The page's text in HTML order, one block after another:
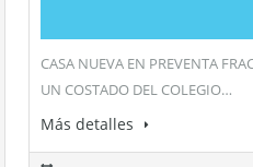
CASA NUEVA EN PREVENTA
UN COSTADO DEL COLEGIO…
Más detalles